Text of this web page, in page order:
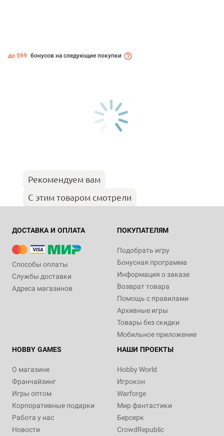
до 599 бонусов на следующие покупки
Рекомендуем вам
С этим товаром смотрели
ДОСТАВКА И ОПЛАТА
Способы оплаты
Службы доставки
Адреса магазинов
ПОКУПАТЕЛЯМ
Подобрать игру
Бонусная программа
Информация о заказе
Возврат товара
Помощь с правилами
Архивные игры
Товары без скидки
Мобильное приложение
HOBBY GAMES
О магазине
Франчайзинг
Игры оптом
Корпоративные подарки
Работа у нас
Новости
НАШИ ПРОЕКТЫ
Hobby World
Игрокон
Warforge
Мир фантастики
Берсерк
CrowdRepublic